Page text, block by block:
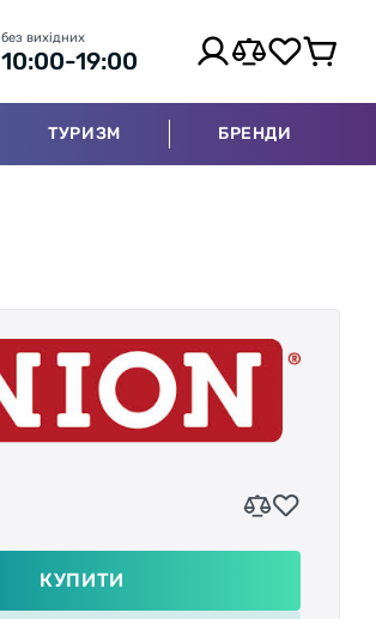
без вихідних
10:00-19:00
ТУРИЗМ БРЕНДИ
КУПИТИ